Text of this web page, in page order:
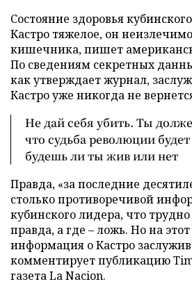
Состояние здоровья
Кастро тяжелое, он
кишечника, пишет
По сведениям секретных
как утверждает журнал,
Кастро уже никогда не
Не дай себя убить. Ты
что судьба революции будет
будешь ли ты жив или нет
Правда, «за последние
столько противоречивой
кубинского лидера, что
правда, а где – ложь. Но на этот
информация о Кастро
комментирует публикацию
газета La Nacion.